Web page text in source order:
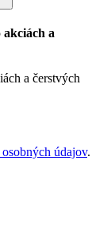
a
a čerstvých
údajov.